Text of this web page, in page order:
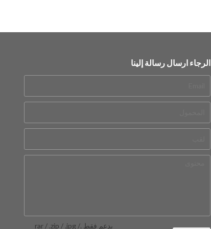
الرجاء ارسال رسالة إلينا
يدعم فقط .rar / .zip / .jpg /